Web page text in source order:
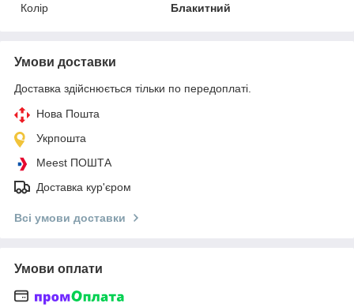
Колір
Блакитний
Умови доставки
Доставка здійснюється тільки по передоплаті.
Нова Пошта
Укрпошта
Meest ПОШТА
Доставка кур'єром
Всі умови доставки
Умови оплати